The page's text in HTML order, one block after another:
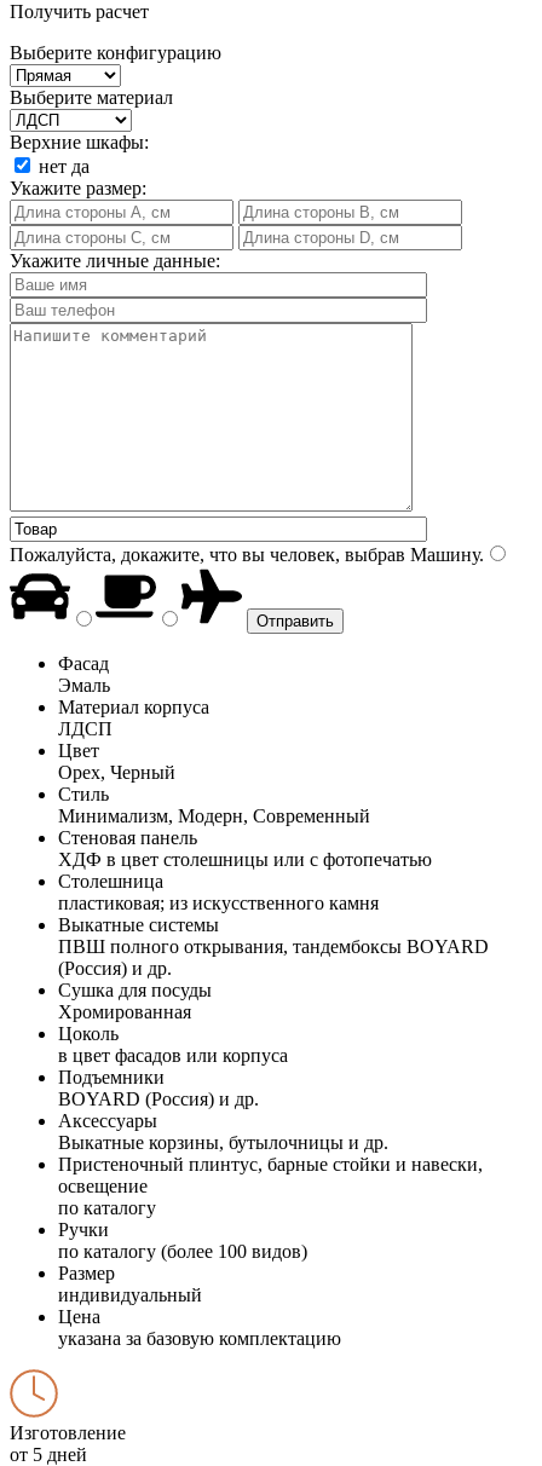
Получить расчет
Выберите конфигурацию
Выберите материал
Верхние шкафы:
нет да
Укажите размер:
Укажите личные данные:
Пожалуйста, докажите, что вы человек, выбрав Машину.
Фасад
Эмаль
Материал корпуса
ЛДСП
Цвет
Орех, Черный
Стиль
Минимализм, Модерн, Современный
Стеновая панель
ХДФ в цвет столешницы или с фотопечатью
Столешница
пластиковая; из искусственного камня
Выкатные системы
ПВШ полного открывания, тандембоксы BOYARD
(Россия) и др.
Сушка для посуды
Хромированная
Цоколь
в цвет фасадов или корпуса
Подъемники
BOYARD (Россия) и др.
Аксессуары
Выкатные корзины, бутылочницы и др.
Пристеночный плинтус, барные стойки и навески,
освещение
по каталогу
Ручки
по каталогу (более 100 видов)
Размер
индивидуальный
Цена
указана за базовую комплектацию
Изготовление
от 5 дней